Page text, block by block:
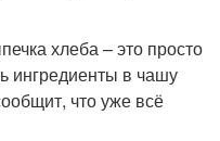
хлеба – это просто
ингредиенты в чашу
что уже всё